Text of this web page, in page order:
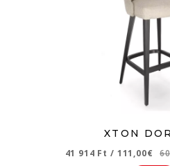
XTON
41 914 Ft / 111,00€